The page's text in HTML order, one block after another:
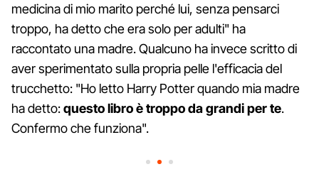
medicina di mio marito perché lui, senza pensarci
troppo, ha detto che era solo per adulti" ha
raccontato una madre. Qualcuno ha invece scritto di
aver sperimentato sulla propria pelle l'efficacia del
trucchetto: "Ho letto Harry Potter quando mia madre
ha detto:questo libro è troppo da grandi per te.
Confermo che funziona".